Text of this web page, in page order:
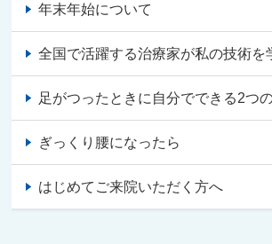
年末年始について
全国で活躍する治療家が私の技術を
足がつったときに自分でできる2つ
ぎっくり腰になったら
はじめてご来院いただく方へ